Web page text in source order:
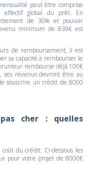
peut être comprise
global du prêt. En
de 30% et pouvoir
minimum de 839€ est
de remboursement, il est
sa capacité à rembourser le
rembourse déjà 100€
ses revenus devront être au
souscrire un crédit de 8000
cher : quelles
du crédit. Ci-dessous les
pour votre projet de 8000€